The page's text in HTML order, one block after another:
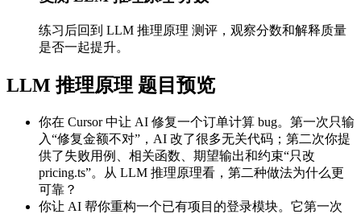
练习后回到 LLM 推理原理 测评，观察分数和解释质量
是否一起提升。
LLM 推理原理 题目预览
你在 Cursor 中让 AI 修复一个订单计算 bug。第一次只输
入“修复金额不对”，AI 改了很多无关代码；第二次你提
供了失败用例、相关函数、期望输出和约束“只改
pricing.ts”。从 LLM 推理原理看，第二种做法为什么更
可靠？
你让 AI 帮你重构一个已有项目的登录模块。它第一次